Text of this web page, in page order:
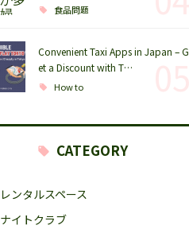
食品問題
Convenient Taxi Apps in Japan – G
et a Discount with T…
How to
CATEGORY
レンタルスペース
ナイトクラブ